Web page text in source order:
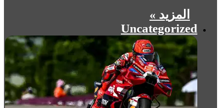
المزيد »
Uncategorized